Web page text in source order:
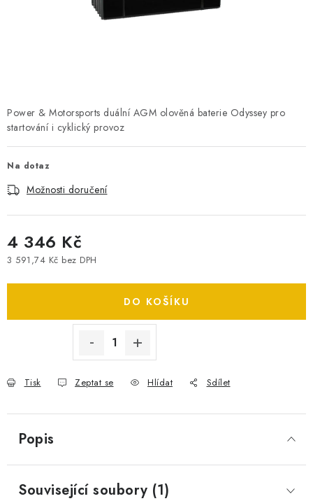
MĚNIČE NAPĚTÍ
TESTERY BATERIÍ
BATERIE PRO VYSAVAČE
BATERIE PRO NOUZOVÁ OSVĚTLENÍ
SPOTŘEBNÍ BATERIE
PŘÍSLUŠENSTVÍ
Power & Motorsports duální AGM olověná baterie Odyssey pro
startování i cyklický provoz
Na dotaz
Možnosti doručení
4 346 Kč
3 591,74 Kč bez DPH
DO KOŠÍKU
Tisk Zeptat se Hlídat Sdílet
Popis
Související soubory (1)